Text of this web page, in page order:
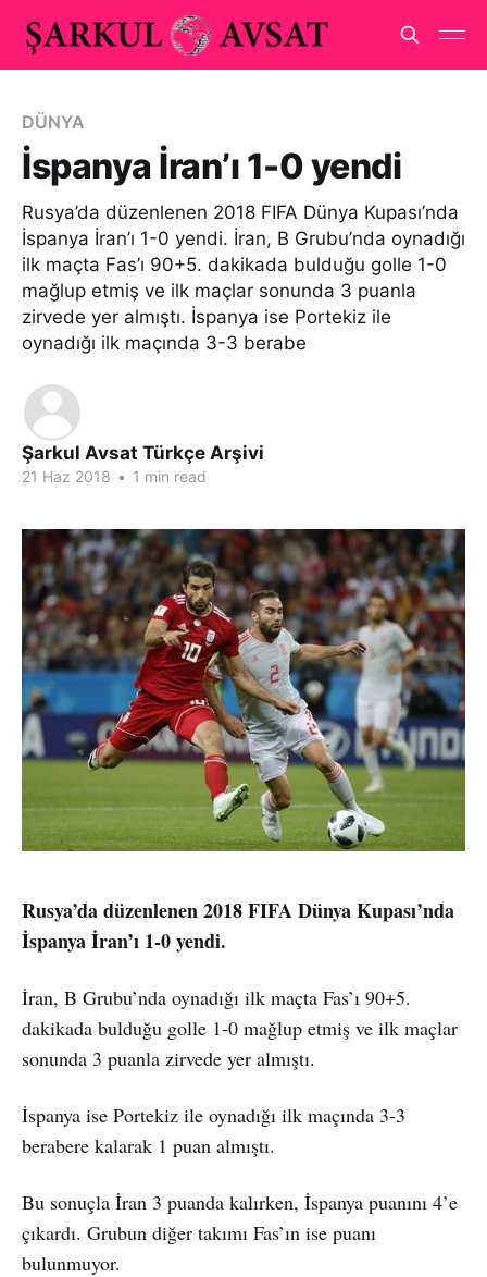
DÜNYA
İspanya İran’ı 1-0 yendi
Rusya’da düzenlenen 2018 FIFA Dünya Kupası’nda
İspanya İran’ı 1-0 yendi. İran, B Grubu’nda oynadığı
ilk maçta Fas’ı 90+5. dakikada bulduğu golle 1-0
mağlup etmiş ve ilk maçlar sonunda 3 puanla
zirvede yer almıştı. İspanya ise Portekiz ile
oynadığı ilk maçında 3-3 berabe
Şarkul Avsat Türkçe Arşivi
21 Haz 2018 • 1 min read
Rusya’da düzenlenen 2018 FIFA Dünya Kupası’nda
İspanya İran’ı 1-0 yendi.
İran, B Grubu’nda oynadığı ilk maçta Fas’ı 90+5.
dakikada bulduğu golle 1-0 mağlup etmiş ve ilk maçlar
sonunda 3 puanla zirvede yer almıştı.
İspanya ise Portekiz ile oynadığı ilk maçında 3-3
berabere kalarak 1 puan almıştı.
Bu sonuçla İran 3 puanda kalırken, İspanya puanını 4’e
çıkardı. Grubun diğer takımı Fas’ın ise puanı
bulunmuyor.